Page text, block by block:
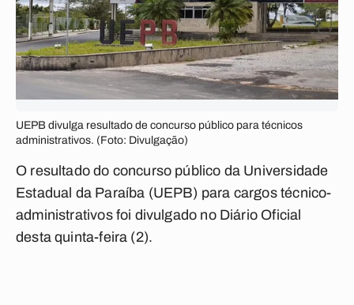
UEPB divulga resultado de concurso público para técnicos
administrativos. (Foto: Divulgação)
O resultado do concurso público da Universidade
Estadual da Paraíba (UEPB) para cargos técnico-
administrativos foi divulgado no Diário Oficial
desta quinta-feira (2).